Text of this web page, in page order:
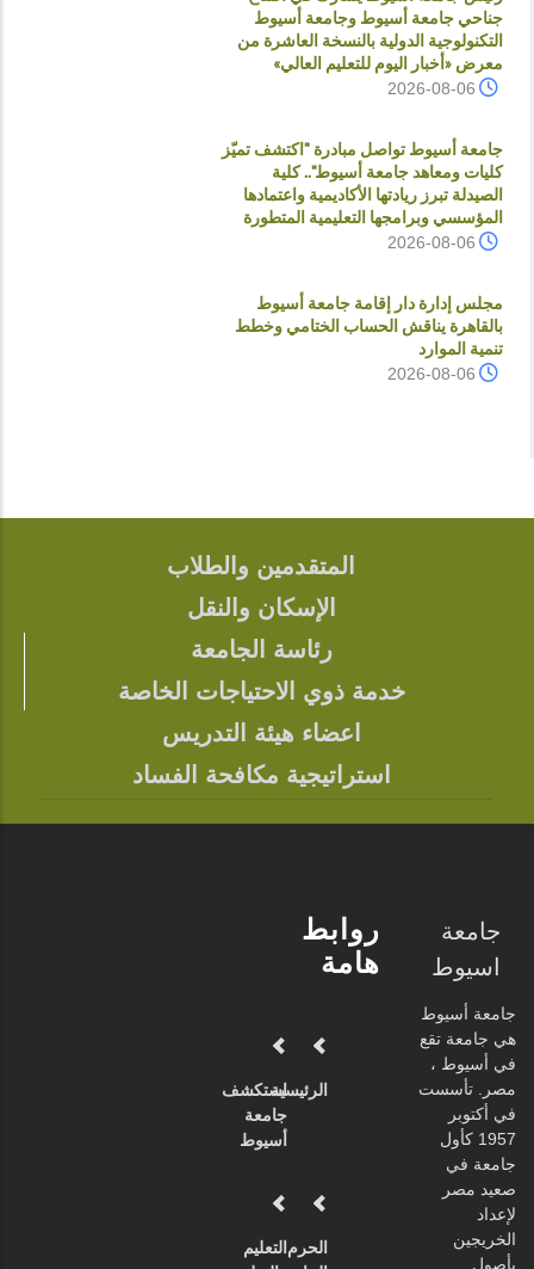
جناحي جامعة أسيوط وجامعة أسيوط
التكنولوجية الدولية بالنسخة العاشرة من
معرض «أخبار اليوم للتعليم العالي»
2026-08-06
جامعة أسيوط تواصل مبادرة "اكتشف تميّز
كليات ومعاهد جامعة أسيوط".. كلية
الصيدلة تبرز ريادتها الأكاديمية واعتمادها
المؤسسي وبرامجها التعليمية المتطورة
2026-08-06
مجلس إدارة دار إقامة جامعة أسيوط
بالقاهرة يناقش الحساب الختامي وخطط
تنمية الموارد
2026-08-06
FOOTER
المتقدمين والطلاب
الإسكان والنقل
رئاسة الجامعة
خدمة ذوي الاحتياجات الخاصة
اعضاء هيئة التدريس
استراتيجية مكافحة الفساد
جامعة
اسيوط
جامعة أسيوط
هي جامعة تقع
في أسيوط ،
مصر. تأسست
في أكتوبر
1957 كأول
جامعة في
صعيد مصر
لإعداد
الخريجين
بأصول
روابط
هامة
الرئيسيةاستكشف
جامعة
أسيوط
الحرم التعليم